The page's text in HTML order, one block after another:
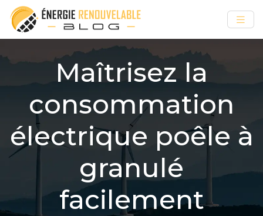
Maîtrisez la
consommation
électrique poêle à
granulé
facilement